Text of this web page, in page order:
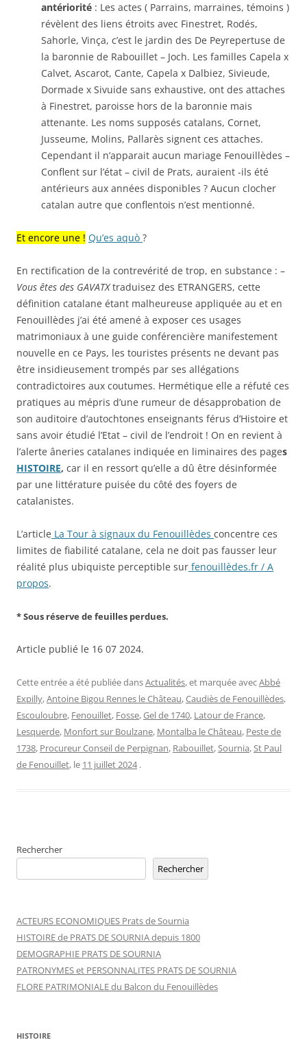
antériorité : Les actes ( Parrains, marraines, témoins )
révèlent des liens étroits avec Finestret, Rodés,
Sahorle, Vinça, c’est le jardin des De Peyrepertuse de
la baronnie de Rabouillet – Joch. Les familles Capela x
Calvet, Ascarot, Cante, Capela x Dalbiez, Sivieude,
Dormade x Sivuide sans exhaustive, ont des attaches
à Finestret, paroisse hors de la baronnie mais
attenante. Les noms supposés catalans, Cornet,
Jusseume, Molins, Pallarès signent ces attaches.
Cependant il n’apparait aucun mariage Fenouillèdes –
Conflent sur l’état – civil de Prats, auraient -ils été
antérieurs aux années disponibles ? Aucun clocher
catalan autre que conflentois n’est mentionné.
Et encore une ! Qu’es aquò ?
En rectification de la contrevérité de trop, en substance : –
Vous êtes des GAVATXtraduisez des ETRANGERS, cette
définition catalane étant malheureuse appliquée au et en
Fenouillèdes j’ai été amené à exposer ces usages
matrimoniaux à une guide conférencière manifestement
nouvelle en ce Pays, les touristes présents ne devant pas
être insidieusement trompés par ses allégations
contradictoires aux coutumes. Hermétique elle a réfuté ces
pratiques au mépris d’une rumeur de désapprobation de
son auditoire d’autochtones enseignants férus d’Histoire et
sans avoir étudié l’Etat – civil de l’endroit ! On en revient à
l’alerte âneries catalanes indiquée en liminaires des pages
HISTOIRE, car il en ressort qu’elle a dû être désinformée
par une littérature puisée du côté des foyers de
catalanistes.
L’article La Tour à signaux du Fenouillèdes concentre ces
limites de fiabilité catalane, cela ne doit pas fausser leur
réalité plus ubiquiste perceptible sur fenouillèdes.fr / A
propos.
* Sous réserve de feuilles perdues.
Article publié le 16 07 2024.
Cette entrée a été publiée dansActualités, et marquée avecAbbé
Expilly,Antoine Bigou Rennes le Château,Caudiès de Fenouillèdes,
Escouloubre, Fenouillet, Fosse,Gel de 1740, Latour de France,
Lesquerde, Monfort sur Boulzane, Montalba le Château, Peste de
1738, Procureur Conseil de Perpignan, Rabouillet,Sournia,St Paul
de Fenouillet, le 11 juillet 2024 .
Rechercher
Rechercher
ACTEURS ECONOMIQUES Prats de Sournia
HISTOIRE de PRATS DE SOURNIA depuis 1800
DEMOGRAPHIE PRATS DE SOURNIA
PATRONYMES et PERSONNALITES PRATS DE SOURNIA
FLORE PATRIMONIALE du Balcon du Fenouillèdes
HISTOIRE